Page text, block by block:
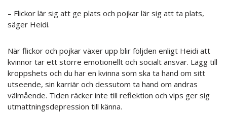
– Flickor lär sig att ge plats och pojkar lär sig att ta plats,
säger Heidi.
När flickor och pojkar växer upp blir följden enligt Heidi att
kvinnor tar ett större emotionellt och socialt ansvar. Lägg till
kroppshets och du har en kvinna som ska ta hand om sitt
utseende, sin karriär och dessutom ta hand om andras
välmående. Tiden räcker inte till reflektion och vips ger sig
utmattningsdepression till känna.